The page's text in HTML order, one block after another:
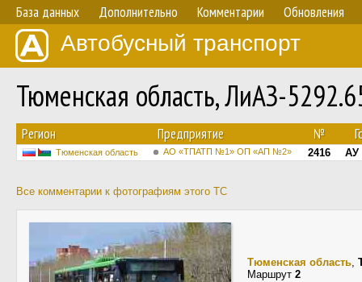
База данных Дополнительно Комментарии Обновления
Автобусный транспорт
Тюменская область, ЛиАЗ-
Регион Предприятие №
Тюменская область АО «ТПАТП №1» ОП «АП №2» 2416 АУ
Все комментарии к фотографиям этого ТС
Тюменская область,
Маршрут 2